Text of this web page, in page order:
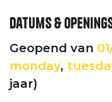
Datums &
Geopend van
monday,
jaar)